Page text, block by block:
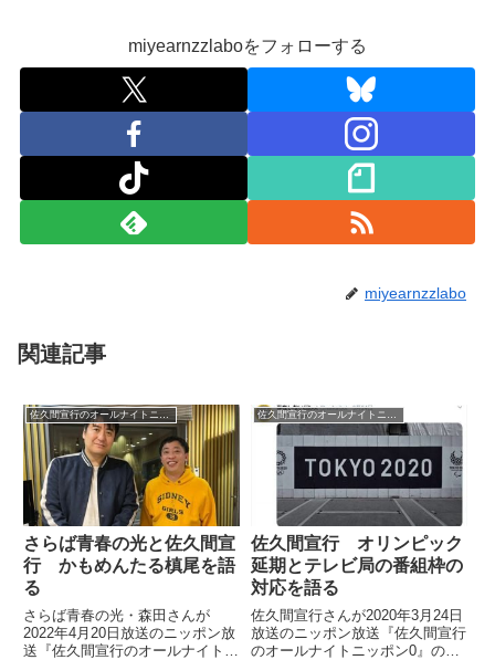
miyearnzzlaboをフォローする
miyearnzzlabo
関連記事
佐久間宣行のオールナイトニッポン0
さらば青春の光と佐久間宣
行 かもめんたる槙尾を語
る
さらば青春の光・森田さんが
2022年4月20日放送のニッポン放
送『佐久間宣行のオールナイトニ
佐久間宣行のオールナイトニッポン0
佐久間宣行 オリンピック
延期とテレビ局の番組枠の
対応を語る
佐久間宣行さんが2020年3月24日
放送のニッポン放送『佐久間宣行
のオールナイトニッポン0』の中